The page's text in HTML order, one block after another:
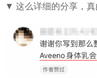
▼ 这么详细的分享，真